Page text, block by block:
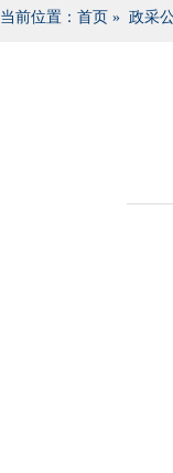
当前位置： 首页 » 政采